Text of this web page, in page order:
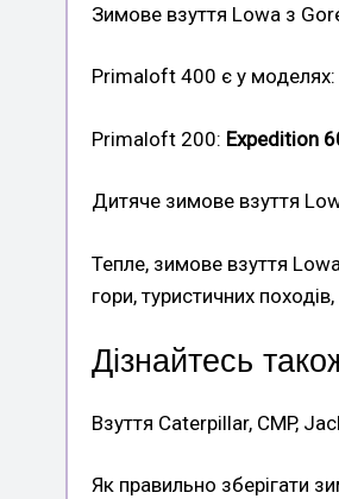
Зимове взуття Lowa з
Primaloft 400 є у моделях:
Primaloft 200: Expedition
Дитяче зимове взуття
Тепле, зимове взуття
гори, туристичних
Дізнайтесь
Взуття Caterpillar, CMP,
Як правильно зберігати